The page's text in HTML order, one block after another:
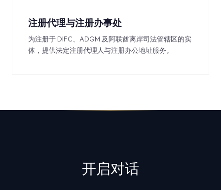
注册代理与注册办事处
为注册于 DIFC、ADGM 及阿联酋离岸司法管辖区的实
体，提供法定注册代理人与注册办公地址服务。
开启对话